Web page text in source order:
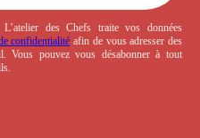
des Chefs traite vos données
confidentialité afin de vous adresser des
Vous pouvez vous désabonner à tout